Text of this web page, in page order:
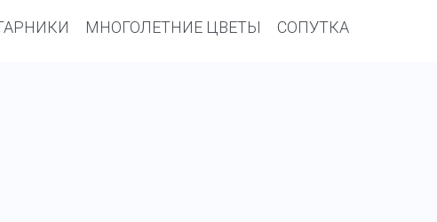
МНОГОЛЕТНИЕ ЦВЕТЫ СОПУТКА